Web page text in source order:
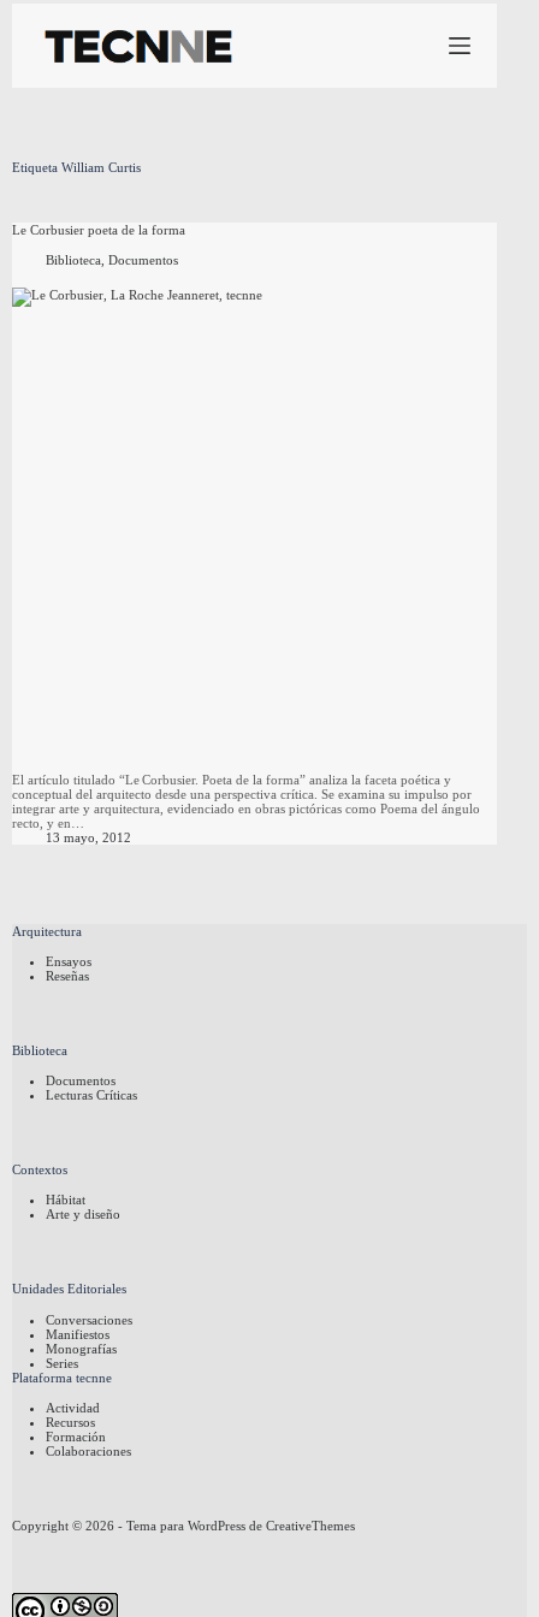
contenido
Etiqueta William Curtis
Le Corbusier poeta de la forma
Biblioteca, Documentos
El artículo titulado “Le Corbusier. Poeta de la forma” analiza la faceta poética y
conceptual del arquitecto desde una perspectiva crítica. Se examina su impulso por
integrar arte y arquitectura, evidenciado en obras pictóricas como Poema del ángulo
recto, y en…
13 mayo, 2012
Arquitectura
Ensayos
Reseñas
Biblioteca
Documentos
Lecturas Críticas
Contextos
Hábitat
Arte y diseño
Unidades Editoriales
Conversaciones
Manifiestos
Monografías
Series
Plataforma tecnne
Actividad
Recursos
Formación
Colaboraciones
Copyright © 2026 - Tema para WordPress de CreativeThemes